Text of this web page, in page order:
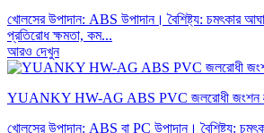
খোলসের উপাদান: ABS উপাদান। বৈশিষ্ট্য: চমৎকার
প্রতিরোধ ক্ষমতা, কম...
আরও দেখুন
YUANKY HW-AG ABS PVC জলরোধী জংশন
খোলসের উপাদান: ABS বা PC উপাদান। বৈশিষ্ট্য: